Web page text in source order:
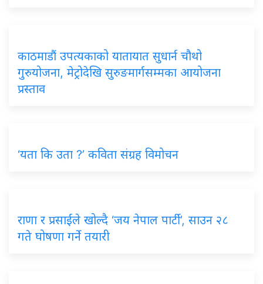
काठमाडौं उपत्यकाको यातायात सुधार्न चौथो
गुरुयोजना, मेट्रोदेखि सुरुङमार्गसम्मका आयोजना
प्रस्ताव
‘यता कि उता ?’ कविता संग्रह विमोचन
राणा र प्रसाईंले खोल्दै ‘जय नेपाल पार्टी’, साउन २८
गते घोषणा गर्ने तयारी